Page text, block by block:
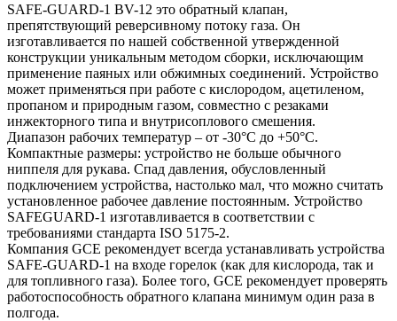
SAFE-GUARD-1 BV-12 это обратный клапан,
препятствующий реверсивному потоку газа. Он
изготавливается по нашей собственной утвержденной
конструкции уникальным методом сборки, исключающим
применение паяных или обжимных соединений. Устройство
может применяться при работе с кислородом, ацетиленом,
пропаном и природным газом, совместно с резаками
инжекторного типа и внутрисоплового смешения.
Диапазон рабочих температур – от -30°C до +50°C.
Компактные размеры: устройство не больше обычного
ниппеля для рукава. Спад давления, обусловленный
подключением устройства, настолько мал, что можно считать
установленное рабочее давление постоянным. Устройство
SAFEGUARD-1 изготавливается в соответствии с
требованиями стандарта ISO 5175-2.
Компания GCE рекомендует всегда устанавливать устройства
SAFE-GUARD-1 на входе горелок (как для кислорода, так и
для топливного газа). Более того, GCE рекомендует проверять
работоспособность обратного клапана минимум один раза в
полгода.